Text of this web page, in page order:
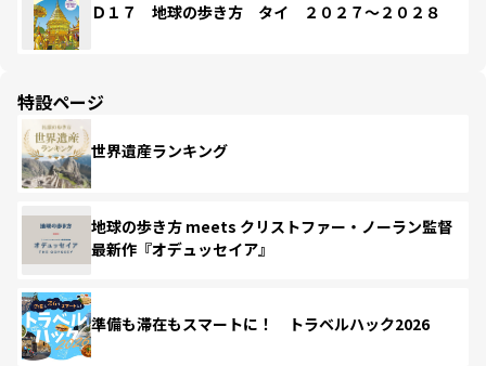
Ｄ１７ 地球の歩き方 タイ ２０２７～２０２８
特設ページ
世界遺産ランキング
地球の歩き方 meets クリストファー・ノーラン監督
最新作『オデュッセイア』
準備も滞在もスマートに！ トラベルハック2026